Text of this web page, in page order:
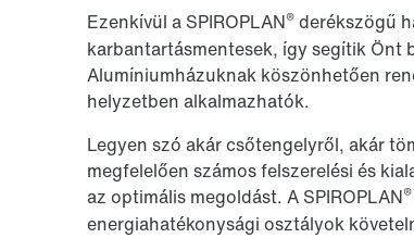
Ezenkívül a SPIROPLAN® derékszögű
karbantartásmentesek, így segítik Önt
Alumíniumházuknak köszönhetően
helyzetben alkalmazhatók.
Legyen szó akár csőtengelyről, akár
megfelelően számos felszerelési és
az optimális megoldást. A SPIROPLAN®
energiahatékonysági osztályok